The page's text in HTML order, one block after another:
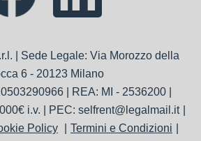
| Sede Legale: Via Morozzo della
6 - 20123 Milano
| REA: MI - 2536200 |
i.v. | PEC: selfrent@legalmail.it
Policy
Termini e Condizioni